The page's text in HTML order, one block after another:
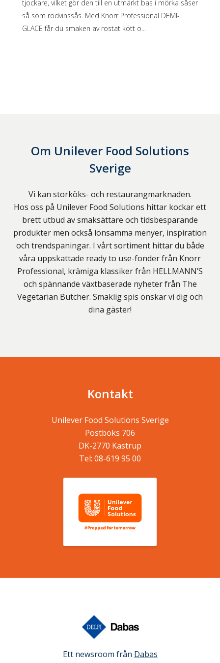
tjockare, vilket gör den till en utmärkt bas i mörka såser
så som rödvinssås. Med Knorr Professional DEMI-
GLACE får du smaken av rostat kött o...
Om Unilever Food Solutions
Sverige
Vi kan storköks- och restaurangmarknaden.
Hos oss på Unilever Food Solutions hittar kockar ett
brett utbud av smaksättare och tidsbesparande
produkter men också lönsamma menyer, inspiration
och trendspaningar. I vårt sortiment hittar du både
våra uppskattade ready to use-fonder från Knorr
Professional, krämiga klassiker från HELLMANN’S
och spännande växtbaserade nyheter från The
Vegetarian Butcher. Smaklig spis önskar vi dig och
dina gäster!
Kontakt
Unilever Food Solutions Sverige
Postboks 706
DK-2770 Kastrup
Tel: 08-619 95 00
Ett newsroom från Dabas